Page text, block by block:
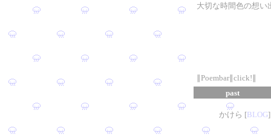
大切な時間色の想い
∥Poembar∥click!∥
past
かけら [BLOG